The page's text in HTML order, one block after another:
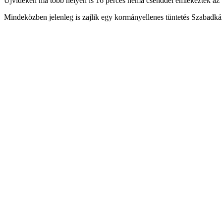
Mindeközben jelenleg is zajlik egy kormányellenes tüntetés